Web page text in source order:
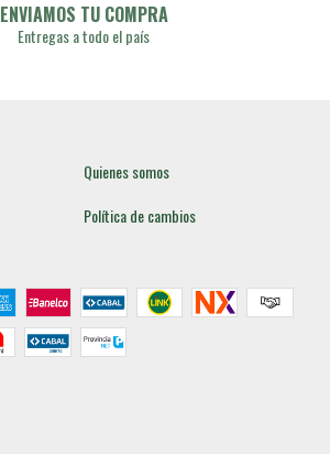
ENVIAMOS TU COMPRA
Entregas a todo el país
Quienes somos
Política de cambios